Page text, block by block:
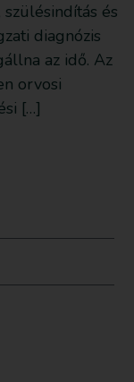
és
diagnózis
az idő. Az
orvosi
[…]